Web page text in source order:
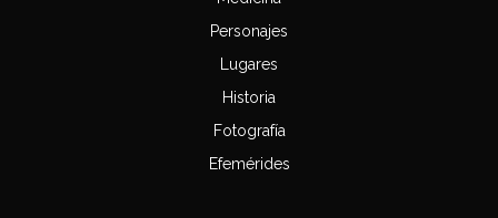
Personajes
Lugares
Historia
Fotografía
Efemérides